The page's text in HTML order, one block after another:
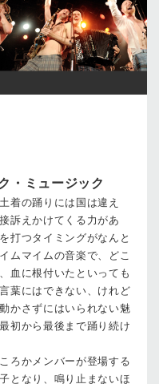
・ミュージック
着の踊りには国は違え
訴えかけてくる力があ
打つタイミングがなんと
ムマイムの音楽で、どこ
血に根付いたといっても
葉にはできない、けれど
かさずにはいられない魅
初から最後まで踊り続け
ろかメンバーが登場する
となり、鳴り止まないほ